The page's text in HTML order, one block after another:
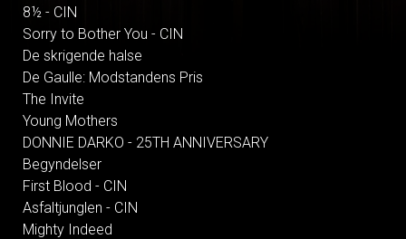
8½ - CIN
Sorry to Bother You - CIN
De skrigende halse
De Gaulle: Modstandens Pris
The Invite
Young Mothers
DONNIE DARKO - 25TH ANNIVERSARY
Begyndelser
First Blood - CIN
Asfaltjunglen - CIN
Mighty Indeed